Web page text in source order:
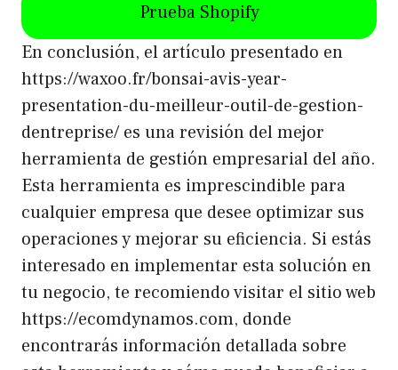
Prueba Shopify
En conclusión, el artículo presentado en
https://waxoo.fr/bonsai-avis-year-
presentation-du-meilleur-outil-de-gestion-
dentreprise/ es una revisión del mejor
herramienta de gestión empresarial del año.
Esta herramienta es imprescindible para
cualquier empresa que desee optimizar sus
operaciones y mejorar su eficiencia. Si estás
interesado en implementar esta solución en
tu negocio, te recomiendo visitar el sitio web
https://ecomdynamos.com, donde
encontrarás información detallada sobre